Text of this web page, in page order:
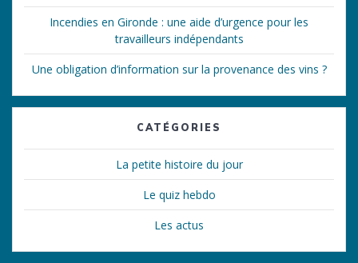
Incendies en Gironde : une aide d’urgence pour les
travailleurs indépendants
Une obligation d’information sur la provenance des vins ?
CATÉGORIES
La petite histoire du jour
Le quiz hebdo
Les actus